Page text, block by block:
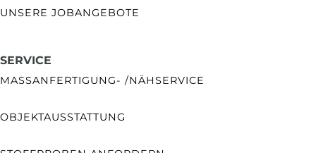
UNSERE JOBANGEBOTE
SERVICE
MASSANFERTIGUNG- /NÄHSERVICE
OBJEKTAUSSTATTUNG